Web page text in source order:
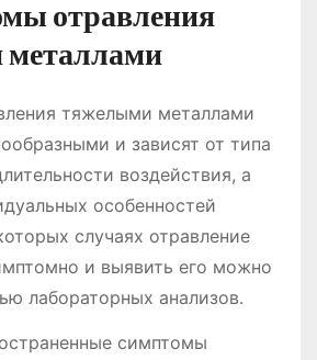
отравления
тяжелыми металлами
и зависят от типа
воздействия, а
особенностей
случаях отравление
и выявить его можно
лабораторных анализов․
симптомы